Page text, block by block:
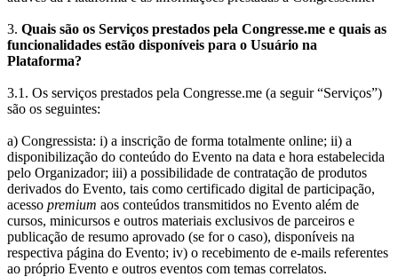
3. Quais são os Serviços prestados pela Congresse.me e quais as
funcionalidades estão disponíveis para o Usuário na
Plataforma?
3.1. Os serviços prestados pela Congresse.me (a seguir “Serviços”)
são os seguintes:
a) Congressista: i) a inscrição de forma totalmente online; ii) a
disponibilização do conteúdo do Evento na data e hora estabelecida
pelo Organizador; iii) a possibilidade de contratação de produtos
derivados do Evento, tais como certificado digital de participação,
acesso premium aos conteúdos transmitidos no Evento além de
cursos, minicursos e outros materiais exclusivos de parceiros e
publicação de resumo aprovado (se for o caso), disponíveis na
respectiva página do Evento; iv) o recebimento de e-mails referentes
ao próprio Evento e outros eventos com temas correlatos.